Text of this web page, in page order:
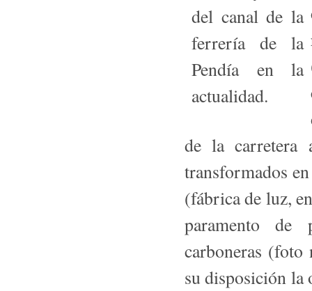
de la carretera
transformados
(fábrica de luz,
paramento
carboneras (foto
su disposición la